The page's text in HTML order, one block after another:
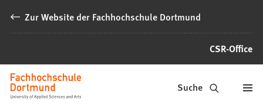
Inhalt anspringen
Zur Website der Fachhochschule Dortmund
CSR-Office
Microsite
Suche